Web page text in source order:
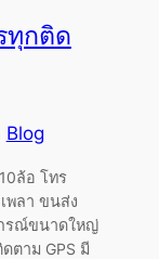
ทุกติด
Blog
ล้อ โทร
พลา ขนส่ง
รณ์ขนาดใหญ่
ตาม GPS มี